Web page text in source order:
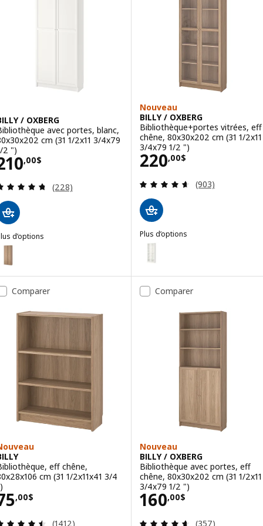
/ OXBERG
avec portes, blanc,
cm (31 1/2x11 3/4x79
2 ")
,00$
210,00$
Examen: 4.7 sur des 5 Étoiles. Total des
(228)
d’options
/ OXBERG
: BILLY / OXBERG, Bibliothèque avec portes, brun effet
: BILLY / OXBERG, Bibliothèque avec portes, noir eff chêne,
Nouveau
BILLY / OXBERG
Bibliothèque+portes vitrées, eff
chêne, 80x30x202 cm (31 1/2x11
3/4x79 1/2 ")
220,00$
Prix 220,00$
Examen: 4.6
(903)
Plus d’options
BILLY / OXBERG
Option : BILLY / OXBERG,
Option : BILLY / OXBERG,
Comparer
eff chêne,
cm (31 1/2x11x41 3/4
,00$
75,00$
Examen: 4.5 sur des 5 Étoiles. Total des
(1412)
Comparer
Nouveau
BILLY / OXBERG
Bibliothèque avec portes, eff
chêne, 80x30x202 cm (31 1/2x11
3/4x79 1/2 ")
160,00$
Prix 160,00$
Examen: 4.6
(357)